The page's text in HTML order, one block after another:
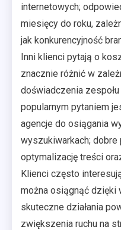
internetowych;
miesięcy do roku,
jak konkurencyjność
Inni klienci pytają o
znacznie różnić w
doświadczenia
popularnym pytaniem
agencje do osiągania
wyszukiwarkach; dobre
optymalizację treści
Klienci często
można osiągnąć dzięki
skuteczne działania
zwiększenia ruchu na